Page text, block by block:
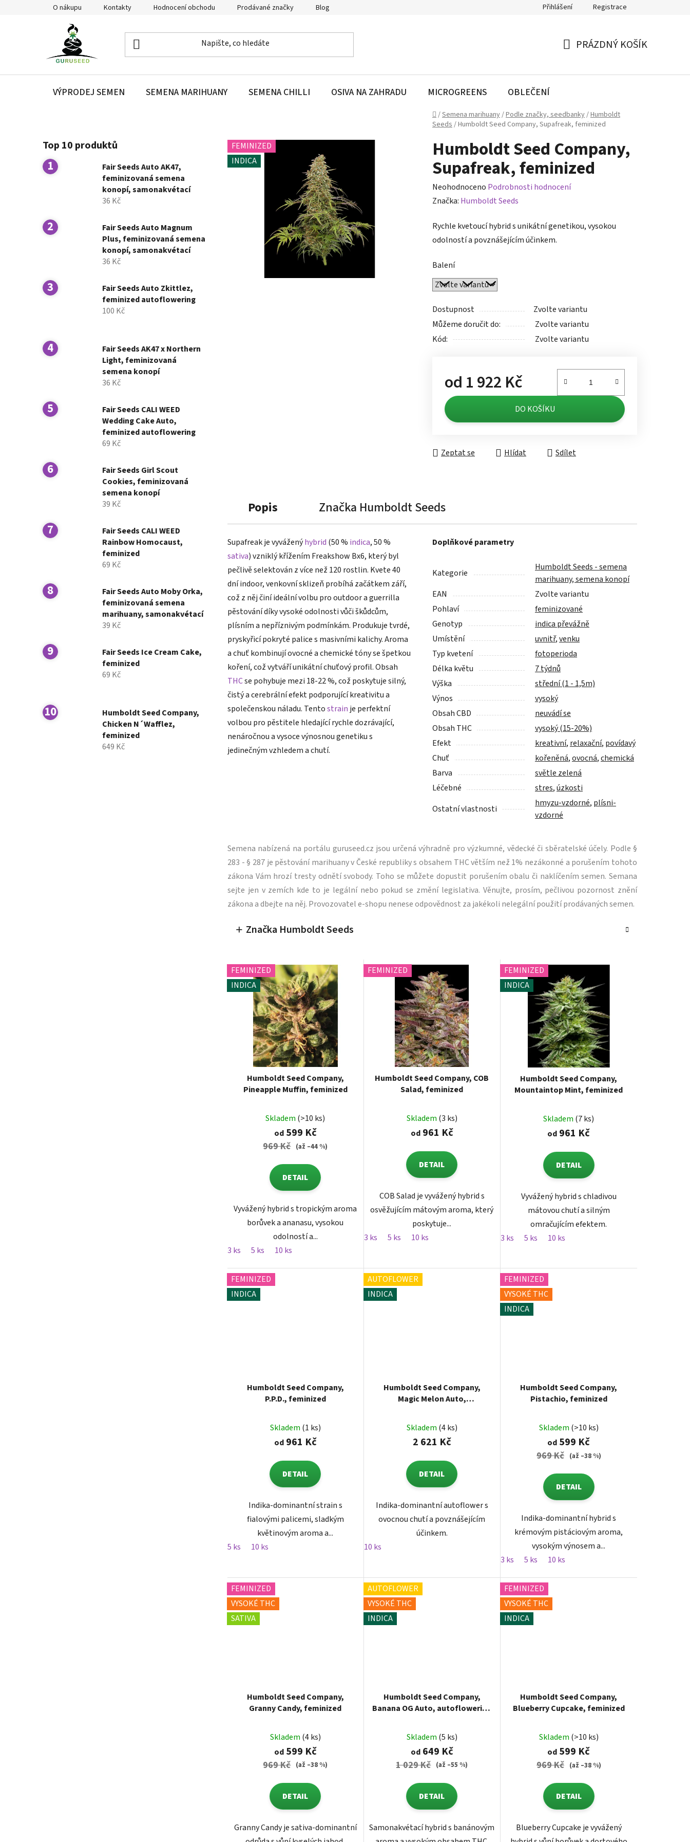
O nákupu Kontakty Hodnocení obchodu Prodávané značky Blog Přihlášení Registrace
PRÁZDNÝ KOŠÍK
VÝPRODEJ SEMEN SEMENA MARIHUANY SEMENA CHILLI OSIVA NA ZAHRADU MICROGREENS OBLEČENÍ
Domů
/Semena marihuany/Podle značky, seedbanky/Humboldt
Seeds/Humboldt Seed Company, Supafreak, feminized
o
s
t
n
n
n
e
Top 10 produktů
Fair Seeds Auto AK47,
feminizovaná semena
konopí, samonakvétací
36 Kč
Fair Seeds Auto Magnum
Plus, feminizovaná semena
konopí, samonakvétací
36 Kč
Fair Seeds Auto Zkittlez,
feminized autoflowering
100 Kč
Fair Seeds AK47 x Northern
Light, feminizovaná
semena konopí
36 Kč
Fair Seeds CALI WEED
Wedding Cake Auto,
feminized autoflowering
69 Kč
Fair Seeds Girl Scout
Cookies, feminizovaná
semena konopí
39 Kč
Fair Seeds CALI WEED
Rainbow Homocaust,
feminized
69 Kč
Fair Seeds Auto Moby Orka,
feminizovaná semena
marihuany, samonakvétací
39 Kč
Fair Seeds Ice Cream Cake,
feminized
69 Kč
Humboldt Seed Company,
Chicken N´Wafflez,
feminized
649 Kč
Humboldt Seed Company,
Supafreak, feminized
Průměrné
hodnocení
je
0,0
5
hvězdiček.
Neohodnoceno Podrobnosti hodnocení
Značka: Humboldt Seeds
Rychle kvetoucí hybrid s unikátní genetikou, vysokou
odolností a povznášejícím účinkem.
Balení
Dostupnost
Zvolte variantu
Můžeme doručit do:
Zvolte variantu
Kód:
Zvolte variantu
od 1 922 Kč
Měrná cena:
DO KOŠÍKU
Zeptat se Hlídat Sdílet
FEMINIZED
INDICA
Popis Značka Humboldt Seeds
Supafreak je vyváženýhybrid (50 % indica, 50 %
sativa) vzniklý křížením Freakshow Bx6, který byl
pečlivě selektován z více než 120 rostlin. Kvete 40
dní indoor, venkovní sklizeň probíhá začátkem září,
což z něj činí ideální volbu pro outdoor a guerrilla
pěstování díky vysoké odolnosti vůči škůdcům,
plísním a nepříznivým podmínkám. Produkuje tvrdé,
pryskyřicí pokryté palice s masivními kalichy. Aroma
a chuť kombinují ovocné a chemické tóny se špetkou
koření, což vytváří unikátní chuťový profil. Obsah
THCse pohybuje mezi 18-22 %, což poskytuje silný,
čistý a cerebrální efekt podporující kreativitu a
společenskou náladu. Tentostrain je perfektní
volbou pro pěstitele hledající rychle dozrávající,
nenáročnou a vysoce výnosnou genetiku s
jedinečným vzhledem a chutí.
Doplňkové parametry
Kategorie
Humboldt Seeds - semena
marihuany, semena konopí
EAN
Zvolte variantu
Pohlaví
feminizované
Genotyp
indica převážně
Umístění
uvnitř,venku
Typ kvetení
fotoperioda
Délka květu
7 týdnů
Výška
střední (1 - 1,5m)
Výnos
vysoký
Obsah CBD
neuvádí se
Obsah THC
vysoký (15-20%)
Efekt
kreativní, relaxační, povídavý
Chuť
kořeněná,ovocná,chemická
Barva
světle zelená
Léčebné
stres,úzkosti
Ostatní vlastnosti
hmyzu-vzdorné, plísni-
vzdorné
Semena nabízená na portálu guruseed.cz jsou určená výhradně pro výzkumné, vědecké či sběratelské účely. Podle §
283 - § 287 je pěstování marihuany v České republiky s obsahem THC větším než 1% nezákonné a porušením tohoto
zákona Vám hrozí tresty odnětí svobody. Toho se můžete dopustit porušením obalu či naklíčením semen. Semana
sejte jen v zemích kde to je legální nebo pokud se změní legislativa. Věnujte, prosím, pečlivou pozornost znění
zákona a dbejte na něj. Provozovatel e-shopu nenese odpovědnost za jakékoli nelegální použití prodávaných semen.
Značka Humboldt Seeds
FEMINIZED
INDICA
Humboldt Seed Company,
Pineapple Muffin, feminized
Skladem (>10 ks)
od599 Kč
969 Kč (až –44 %)
DETAIL
Vyvážený hybrid s tropickým aroma
borůvek a ananasu, vysokou
odolností a...
3 ks
5 ks 10 ks
FEMINIZED
Humboldt Seed Company, COB
Salad, feminized
Skladem (3 ks)
od961 Kč
DETAIL
COB Salad je vyvážený hybrid s
osvěžujícím mátovým aroma, který
poskytuje...
3 ks
5 ks 10 ks
FEMINIZED
INDICA
Humboldt Seed Company,
Mountaintop Mint, feminized
Skladem (7 ks)
od 961 Kč
DETAIL
Vyvážený hybrid s chladivou
mátovou chutí a silným
omračujícím efektem.
3 ks
5 ks 10 ks
FEMINIZED
INDICA
Humboldt Seed Company,
P.P.D., feminized
Skladem (1 ks)
od961 Kč
DETAIL
Indika-dominantní strain s
fialovými palicemi, sladkým
květinovým aroma a...
5 ks
10 ks
AUTOFLOWER
INDICA
Humboldt Seed Company,
Magic Melon Auto,
Skladem (4 ks)
2 621 Kč
DETAIL
Indika-dominantní autoflower s
ovocnou chutí a povznášejícím
účinkem.
10 ks
FEMINIZED
VYSOKÉ THC
INDICA
Humboldt Seed Company,
Pistachio, feminized
Skladem (>10 ks)
od 599 Kč
969 Kč (až –38 %)
DETAIL
Indika-dominantní hybrid s
krémovým pistáciovým aroma,
vysokým výnosem a...
3 ks
5 ks 10 ks
FEMINIZED
VYSOKÉ THC
SATIVA
Humboldt Seed Company,
Granny Candy, feminized
Skladem (4 ks)
od599 Kč
969 Kč (až –38 %)
DETAIL
Granny Candy je sativa-dominantní
AUTOFLOWER
VYSOKÉ THC
INDICA
Humboldt Seed Company,
Banana OG Auto, autoflowering
Skladem (5 ks)
od649 Kč
1 029 Kč (až –55 %)
DETAIL
Samonakvétací hybrid s banánovým
FEMINIZED
VYSOKÉ THC
INDICA
Humboldt Seed Company,
Blueberry Cupcake, feminized
hodnocení
produktu
je
5,0
z
5
hvězdiček.
Skladem (>10 ks)
od 599 Kč
969 Kč (až –38 %)
DETAIL
Blueberry Cupcake je vyvážený